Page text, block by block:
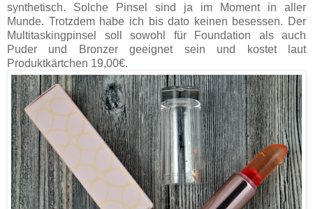
synthetisch. Solche Pinsel sind ja im Moment in aller
Munde. Trotzdem habe ich bis dato keinen besessen. Der
Multitaskingpinsel soll sowohl für Foundation als auch
Puder und Bronzer geeignet sein und kostet laut
Produktkärtchen 19,00€.